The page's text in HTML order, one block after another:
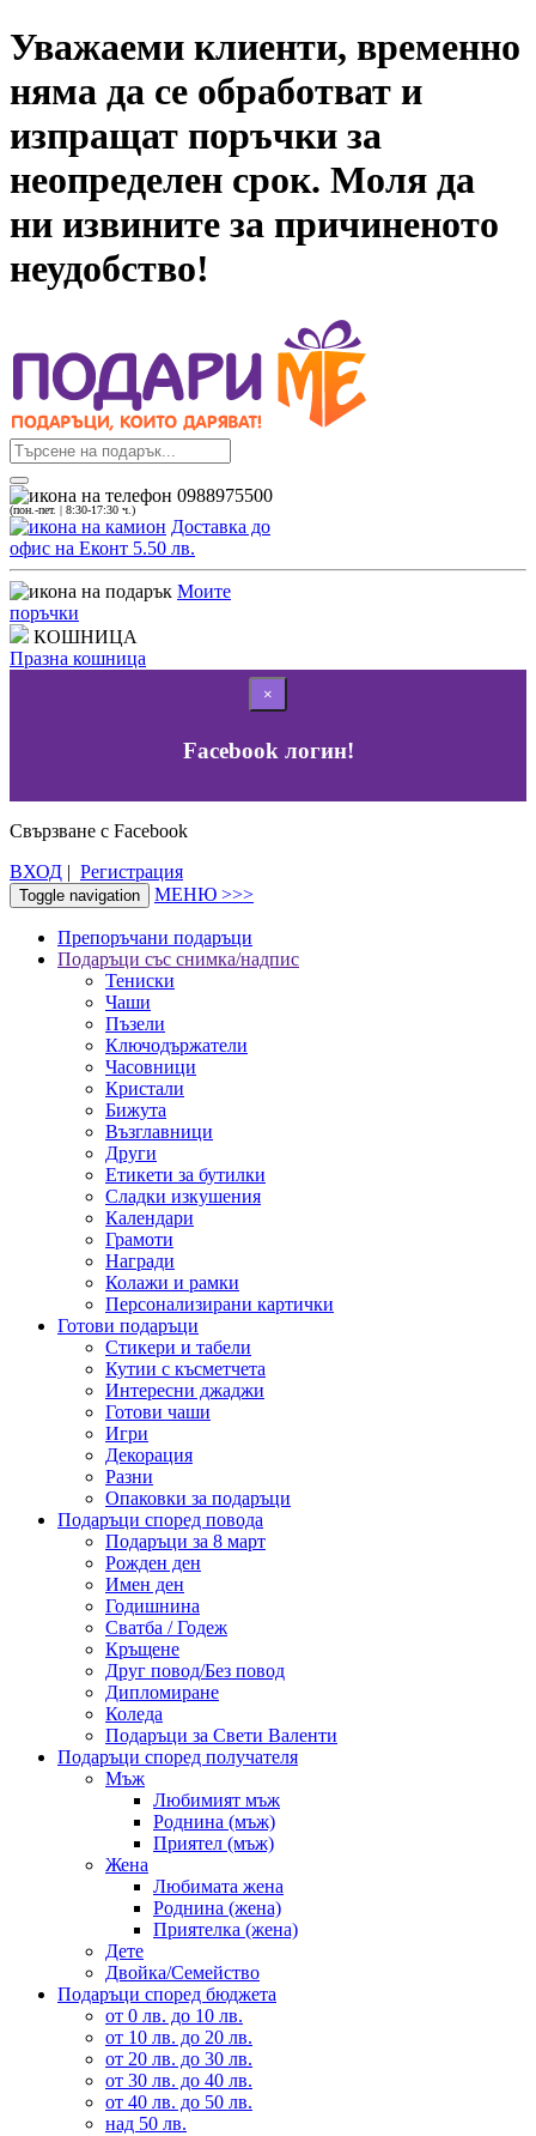
Уважаеми клиенти, временно
няма да се обработват и
изпращат поръчки за
неопределен срок. Моля да
ни извините за причиненото
неудобство!
0988975500
(пон.-пет. | 8:30-17:30 ч.)
Доставка до
офис на Еконт 5.50 лв.
Моите
поръчки
КОШНИЦА
Празна кошница
×
Facebook логин!
Свързване с Facebook
ВХОД | Регистрация
Toggle navigation МЕНЮ >>>
Препоръчани подаръци
Подаръци със снимка/надпис
Тениски
Чаши
Пъзели
Ключодържатели
Часовници
Кристали
Бижута
Възглавници
Други
Етикети за бутилки
Сладки изкушения
Календари
Грамоти
Награди
Колажи и рамки
Персонализирани картички
Готови подаръци
Стикери и табели
Кутии с късметчета
Интересни джаджи
Готови чаши
Игри
Декорация
Разни
Опаковки за подаръци
Подаръци според повода
Подаръци за 8 март
Рожден ден
Имен ден
Годишнина
Сватба / Годеж
Кръщене
Друг повод/Без повод
Дипломиране
Коледа
Подаръци за Свети Валенти
Подаръци според получателя
Мъж
Любимият мъж
Роднина (мъж)
Приятел (мъж)
Жена
Любимата жена
Роднина (жена)
Приятелка (жена)
Дете
Двойка/Семейство
Подаръци според бюджета
от 0 лв. до 10 лв.
от 10 лв. до 20 лв.
от 20 лв. до 30 лв.
от 30 лв. до 40 лв.
от 40 лв. до 50 лв.
над 50 лв.